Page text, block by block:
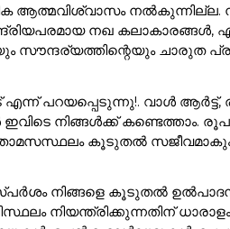
ആത്മവിശ്വാസം നൽകുന്നില്ല.
നഖ കലാകാരങ്ങൾ,
ചാരുത
പറയപ്പെടുന്നു!. വാൾ ആർട്ട്,
നിങ്ങൾക്ക്
താമസസ്ഥലം കൂടുതൽ
സ്പർശം നിങ്ങളെ കൂടുതൽ
നിയന്ത്രിക്കുന്നതിന്